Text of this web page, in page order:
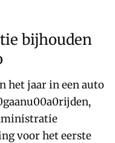
bijhouden
het jaar in een auto
voor het eerste